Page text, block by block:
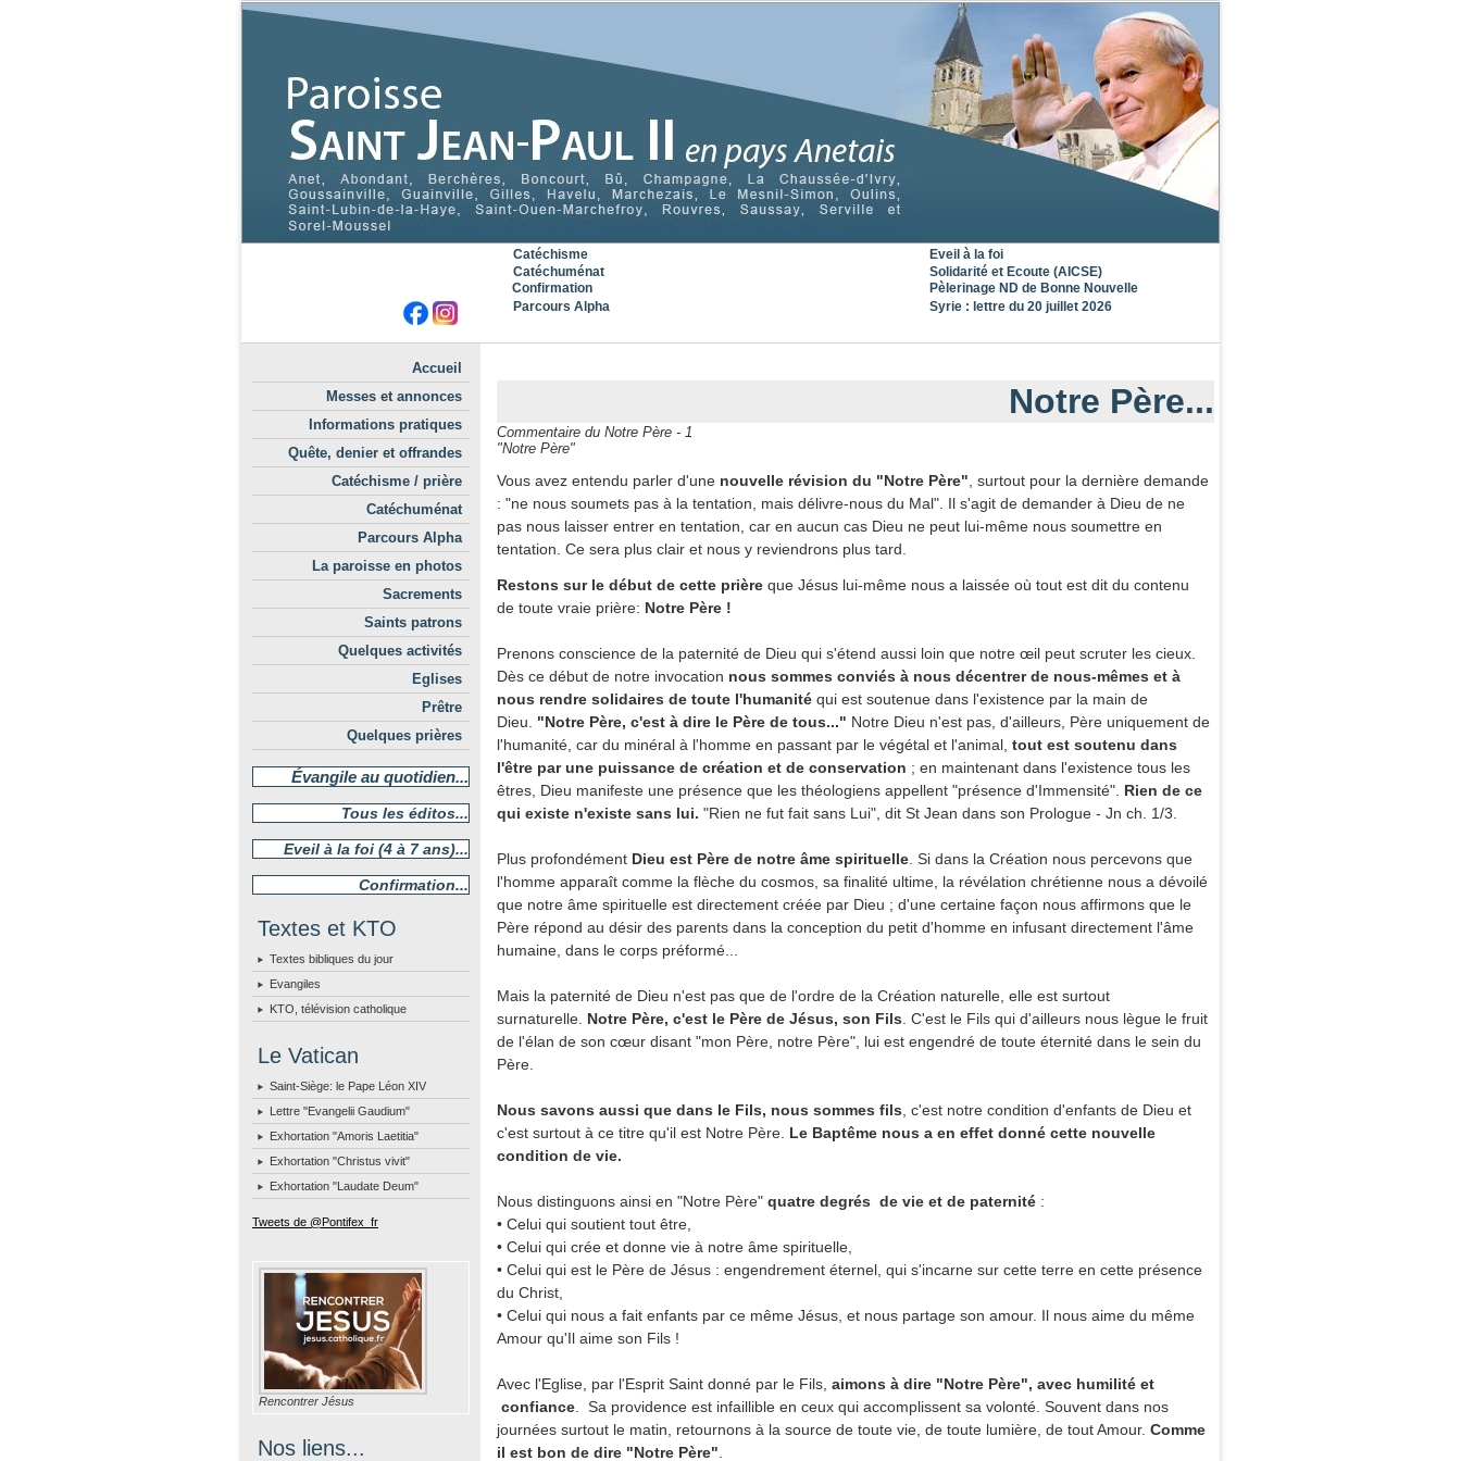
Catéchisme
Eveil à la foi
Catéchuménat
Solidarité et Ecoute (AICSE)
Confirmation
Pèlerinage ND de Bonne Nouvelle
Parcours Alpha
Syrie : lettre du 20 juillet 2026
Accueil
Messes et annonces
Informations pratiques
Quête, denier et offrandes
Catéchisme / prière
Catéchuménat
Parcours Alpha
La paroisse en photos
Sacrements
Saints patrons
Quelques activités
Eglises
Prêtre
Quelques prières
Évangile au quotidien...
Tous les éditos...
Eveil à la foi (4 à 7 ans)...
Confirmation...
Textes et KTO
Textes bibliques du jour
Evangiles
KTO, télévision catholique
Le Vatican
Saint-Siège: le Pape Léon XIV
Lettre "Evangelii Gaudium"
Exhortation "Amoris Laetitia"
Exhortation "Christus vivit"
Exhortation "Laudate Deum"
Tweets de @Pontifex_fr
Rencontrer Jésus
Nos liens...
Notre Père...
Commentaire du Notre Père - 1
"Notre Père"
Vous avez entendu parler d'une nouvelle révision du "Notre Père" , surtout pour la dernière demande
: "ne nous soumets pas à la tentation, mais délivre-nous du Mal". Il s'agit de demander à Dieu de ne
pas nous laisser entrer en tentation, car en aucun cas Dieu ne peut lui-même nous soumettre en
tentation. Ce sera plus clair et nous y reviendrons plus tard.
Restons sur le début de cette prière que Jésus lui-même nous a laissée où tout est dit du contenu
de toute vraie prière: Notre Père !
Prenons conscience de la paternité de Dieu qui s'étend aussi loin que notre œil peut scruter les cieux.
Dès ce début de notre invocation nous sommes conviés à nous décentrer de nous-mêmes et à
nous rendre solidaires de toute l'humanité qui est soutenue dans l'existence par la main de
Dieu. "Notre Père, c'est à dire le Père de tous..." Notre Dieu n'est pas, d'ailleurs, Père uniquement de
l'humanité, car du minéral à l'homme en passant par le végétal et l'animal, tout est soutenu dans
l'être par une puissance de création et de conservation ; en maintenant dans l'existence tous les
êtres, Dieu manifeste une présence que les théologiens appellent "présence d'Immensité". Rien de ce
qui existe n'existe sans lui. "Rien ne fut fait sans Lui", dit St Jean dans son Prologue - Jn ch. 1/3.
Plus profondément Dieu est Père de notre âme spirituelle . Si dans la Création nous percevons que
l'homme apparaît comme la flèche du cosmos, sa finalité ultime, la révélation chrétienne nous a dévoilé
que notre âme spirituelle est directement créée par Dieu ; d'une certaine façon nous affirmons que le
Père répond au désir des parents dans la conception du petit d'homme en infusant directement l'âme
humaine, dans le corps préformé...
Mais la paternité de Dieu n'est pas que de l'ordre de la Création naturelle, elle est surtout
surnaturelle. Notre Père, c'est le Père de Jésus, son Fils . C'est le Fils qui d'ailleurs nous lègue le fruit
de l'élan de son cœur disant "mon Père, notre Père", lui est engendré de toute éternité dans le sein du
Père.
Nous savons aussi que dans le Fils, nous sommes fils , c'est notre condition d'enfants de Dieu et
c'est surtout à ce titre qu'il est Notre Père. Le Baptême nous a en effet donné cette nouvelle
condition de vie.
Nous distinguons ainsi en "Notre Père" quatre degrés de vie et de paternité :
• Celui qui soutient tout être,
• Celui qui crée et donne vie à notre âme spirituelle,
• Celui qui est le Père de Jésus : engendrement éternel, qui s'incarne sur cette terre en cette présence
du Christ,
• Celui qui nous a fait enfants par ce même Jésus, et nous partage son amour. Il nous aime du même
Amour qu'Il aime son Fils !
Avec l'Eglise, par l'Esprit Saint donné par le Fils, aimons à dire "Notre Père", avec humilité et
confiance . Sa providence est infaillible en ceux qui accomplissent sa volonté. Souvent dans nos
journées surtout le matin, retournons à la source de toute vie, de toute lumière, de tout Amour. Comme
il est bon de dire "Notre Père"